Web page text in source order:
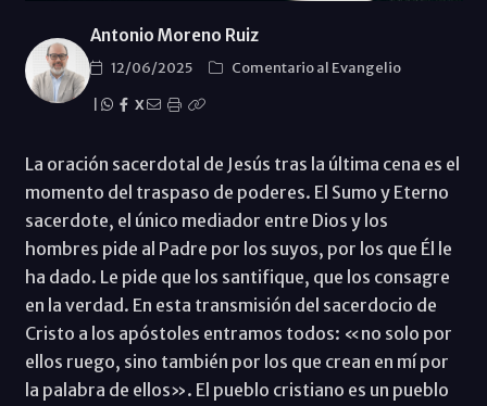
Antonio Moreno Ruiz
12/06/2025
Comentario al Evangelio
X
La oración sacerdotal de Jesús tras la última cena es el
momento del traspaso de poderes. El Sumo y Eterno
sacerdote, el único mediador entre Dios y los
hombres pide al Padre por los suyos, por los que Él le
ha dado. Le pide que los santifique, que los consagre
en la verdad. En esta transmisión del sacerdocio de
Cristo a los apóstoles entramos todos: «no solo por
ellos ruego, sino también por los que crean en mí por
la palabra de ellos». El pueblo cristiano es un pueblo